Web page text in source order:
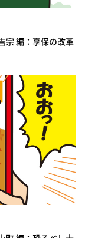
宗 編：享保の改革